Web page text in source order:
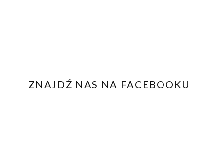
ZNAJDŹ NAS NA FACEBOOKU